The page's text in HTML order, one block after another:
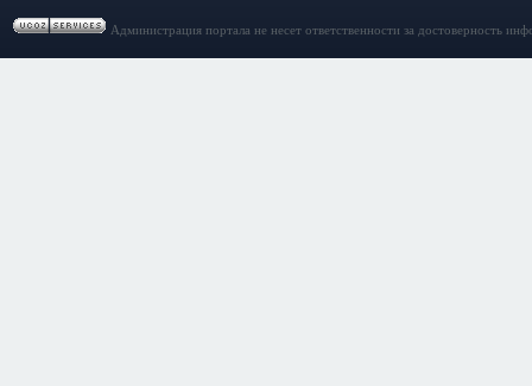
Администрация портала не несет ответственности за достоверность